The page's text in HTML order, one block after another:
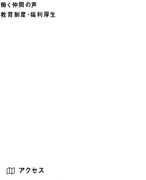
働く仲間の声
教育制度・福利厚生
アクセス